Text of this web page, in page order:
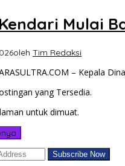
Mulai
oleh Tim Redaksi
– Kepala
yang Tersedia.
untuk dimuat.